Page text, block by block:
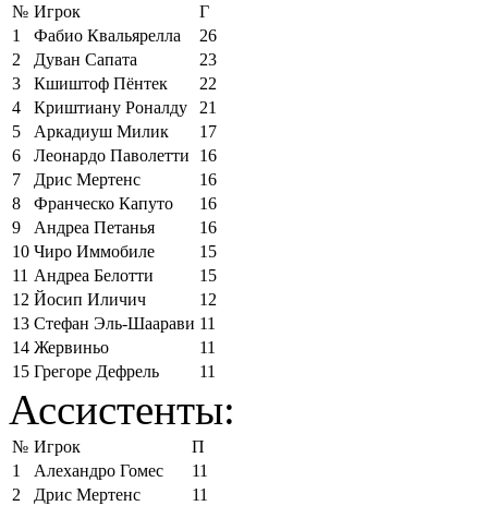
№ Игрок
Г
1
Фабио Квальярелла
26
2
Дуван Сапата
23
3
Кшиштоф Пёнтек
22
4
Криштиану Роналду
21
5
Аркадиуш Милик
17
6
Леонардо Паволетти
16
7
Дрис Мертенс
16
8
Франческо Капуто
16
9
Андреа Петанья
16
10 Чиро Иммобиле
15
11 Андреа Белотти
15
12 Йосип Иличич
12
13 Стефан Эль-Шаарави 11
14 Жервиньо
11
15 Грегоре Дефрель 11
Ассистенты:
№ Игрок
П
1
Алехандро Гомес
11
2
Дрис Мертенс
11